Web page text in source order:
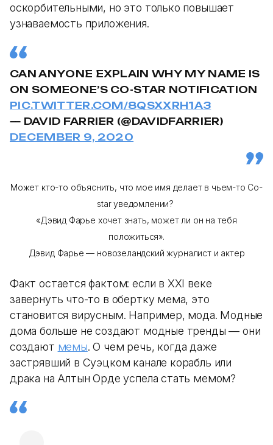
оскорбительными, но это только повышает
узнаваемость приложения.
CAN ANYONE EXPLAIN WHY MY NAME IS
ON SOMEONE’S CO-STAR NOTIFICATION
PIC.TWITTER.COM/8QSXXRH1A3
— DAVID FARRIER (@DAVIDFARRIER)
DECEMBER 9, 2020
Может кто-то объяснить, что мое имя делает в чьем-то Co-
star уведомлении?
«Дэвид Фарье хочет знать, может ли он на тебя
положиться».
Дэвид Фарье — новозеландский журналист и актер
Факт остается фактом: если в XXI веке
завернуть что-то в обертку мема, это
становится вирусным. Например, мода. Модные
дома больше не создают модные тренды — они
создают мемы. О чем речь, когда даже
застрявший в Суэцком канале корабль или
драка на Алтын Орде успела стать мемом?